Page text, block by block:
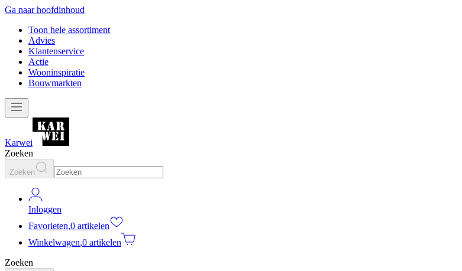
Ga naar hoofdinhoud
Toon hele assortiment
Advies
Klantenservice
Actie
Wooninspiratie
Bouwmarkten
Karwei
Zoeken
Zoeken
Inloggen
Favorieten,0 artikelen
Winkelwagen,0 artikelen
Zoeken